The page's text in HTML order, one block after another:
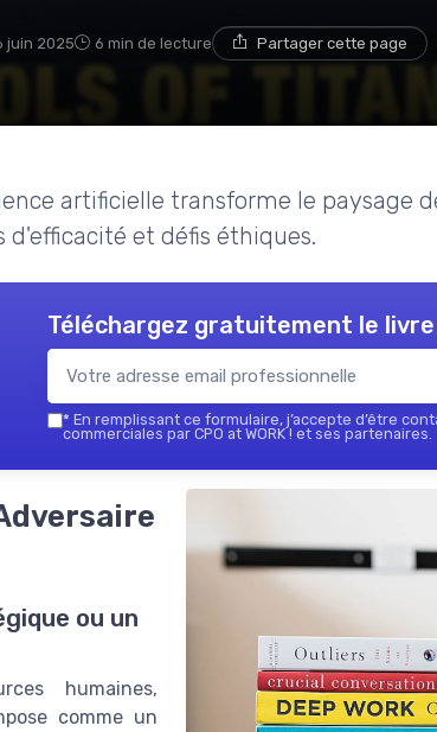
juin 2025 6 min de lecture Partager cette page
artificielle transforme le paysage
d'efficacité et défis éthiques.
Téléchargez gratuitement le
* En remplissant ce formulaire, j’accepte d’être
commerciales par CPO at WORK ! et ses partenaires.
ou un
humaines,
comme un